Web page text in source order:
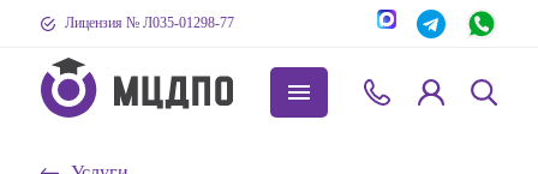
Лицензия № Л035-01298-77